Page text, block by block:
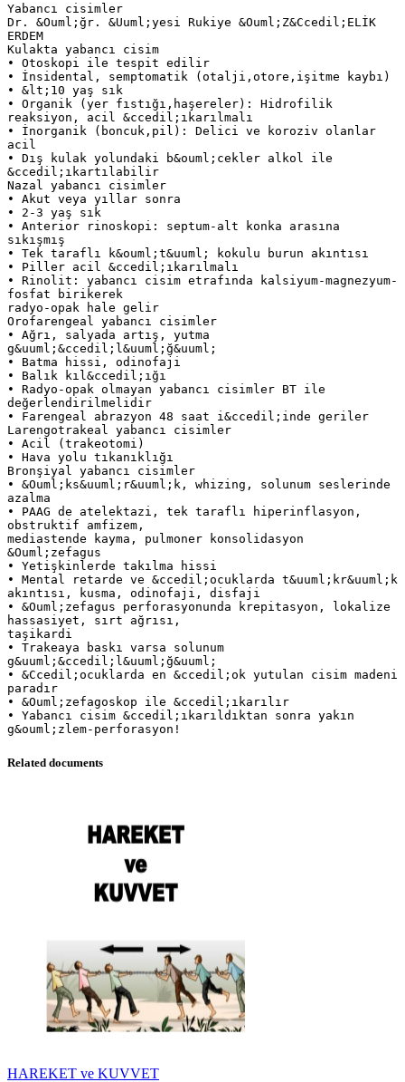
Yabancı cisimler
Dr. &Ouml;ğr. &Uuml;yesi Rukiye &Ouml;Z&Ccedil;ELİK
ERDEM
Kulakta yabancı cisim
• Otoskopi ile tespit edilir
• İnsidental, semptomatik (otalji,otore,işitme kaybı)
• &lt;10 yaş sık
• Organik (yer fıstığı,haşereler): Hidrofilik
reaksiyon, acil &ccedil;ıkarılmalı
• İnorganik (boncuk,pil): Delici ve koroziv olanlar
acil
• Dış kulak yolundaki b&ouml;cekler alkol ile
&ccedil;ıkartılabilir
Nazal yabancı cisimler
• Akut veya yıllar sonra
• 2-3 yaş sık
• Anterior rinoskopi: septum-alt konka arasına
sıkışmış
• Tek taraflı k&ouml;t&uuml; kokulu burun akıntısı
• Piller acil &ccedil;ıkarılmalı
• Rinolit: yabancı cisim etrafında kalsiyum-magnezyum-
fosfat birikerek
radyo-opak hale gelir
Orofarengeal yabancı cisimler
• Ağrı, salyada artış, yutma
g&uuml;&ccedil;l&uuml;ğ&uuml;
• Batma hissi, odinofaji
• Balık kıl&ccedil;ığı
• Radyo-opak olmayan yabancı cisimler BT ile
değerlendirilmelidir
• Farengeal abrazyon 48 saat i&ccedil;inde geriler
Larengotrakeal yabancı cisimler
• Acil (trakeotomi)
• Hava yolu tıkanıklığı
Bronşiyal yabancı cisimler
• &Ouml;ks&uuml;r&uuml;k, whizing, solunum seslerinde
azalma
• PAAG de atelektazi, tek taraflı hiperinflasyon,
obstruktif amfizem,
mediastende kayma, pulmoner konsolidasyon
&Ouml;zefagus
• Yetişkinlerde takılma hissi
• Mental retarde ve &ccedil;ocuklarda t&uuml;kr&uuml;k
akıntısı, kusma, odinofaji, disfaji
• &Ouml;zefagus perforasyonunda krepitasyon, lokalize
hassasiyet, sırt ağrısı,
taşikardi
• Trakeaya baskı varsa solunum
g&uuml;&ccedil;l&uuml;ğ&uuml;
• &Ccedil;ocuklarda en &ccedil;ok yutulan cisim madeni
paradır
• &Ouml;zefagoskop ile &ccedil;ıkarılır
• Yabancı cisim &ccedil;ıkarıldıktan sonra yakın
Related documents
HAREKET ve KUVVET